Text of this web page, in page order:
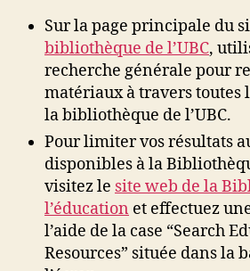
Sur la page principale du
bibliothèque de l’UBC,
recherche générale pour
matériaux à travers toutes
la bibliothèque de l’UBC.
Pour limiter vos résultats
disponibles à la
visitez le site web de la
l’éducation et effectuez
l’aide de la case “Search
Resources” située dans la